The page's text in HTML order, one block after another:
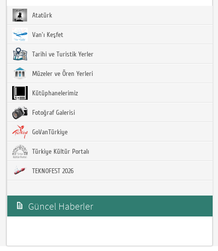
Atatürk
Van'ı Keşfet
Tarihi ve Turistik Yerler
Müzeler ve Ören Yerleri
Kütüphanelerimiz
Fotoğraf Galerisi
GoVanTürkiye
Türkiye Kültür Portalı
TEKNOFEST 2026
Güncel Haberler